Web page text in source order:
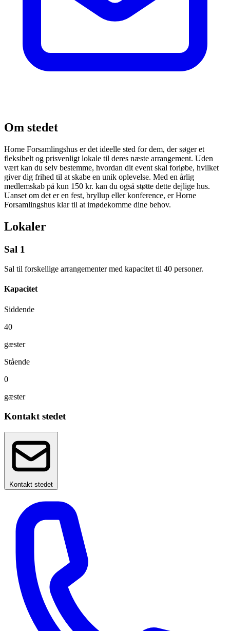
Om stedet
Horne Forsamlingshus er det ideelle sted for dem, der søger et
fleksibelt og prisvenligt lokale til deres næste arrangement. Uden
vært kan du selv bestemme, hvordan dit event skal forløbe, hvilket
giver dig frihed til at skabe en unik oplevelse. Med en årlig
medlemskab på kun 150 kr. kan du også støtte dette dejlige hus.
Uanset om det er en fest, bryllup eller konference, er Horne
Forsamlingshus klar til at imødekomme dine behov.
Lokaler
Sal 1
Sal til forskellige arrangementer med kapacitet til 40 personer.
Kapacitet
Siddende
40
gæster
Stående
0
gæster
Kontakt stedet
Kontakt stedet